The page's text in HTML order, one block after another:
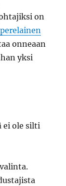
on
onneaan
yksi
ei ole silti